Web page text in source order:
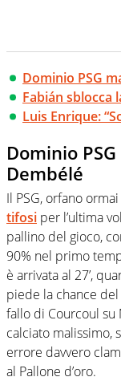
Dominio PSG
Fabián sblocca
Luis Enrique:
Dominio
Dembélé
Il PSG, orfano
tifosi per l’ultima
pallino del gioco,
90% nel primo
è arrivata al 27’,
piede la chance
fallo di Courcoul su
calciato malissimo,
errore davvero
al Pallone d’oro.